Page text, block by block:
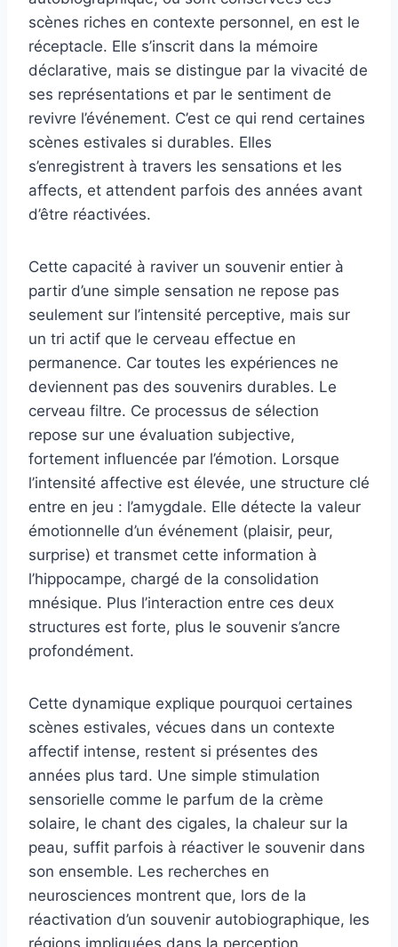
scènes riches en contexte personnel, en est le
réceptacle. Elle s’inscrit dans la mémoire
déclarative, mais se distingue par la vivacité de
ses représentations et par le sentiment de
revivre l’événement. C’est ce qui rend certaines
scènes estivales si durables. Elles
s’enregistrent à travers les sensations et les
affects, et attendent parfois des années avant
d’être réactivées.
Cette capacité à raviver un souvenir entier à
partir d’une simple sensation ne repose pas
seulement sur l’intensité perceptive, mais sur
un tri actif que le cerveau effectue en
permanence. Car toutes les expériences ne
deviennent pas des souvenirs durables. Le
cerveau filtre. Ce processus de sélection
repose sur une évaluation subjective,
fortement influencée par l’émotion. Lorsque
l’intensité affective est élevée, une structure clé
entre en jeu : l’amygdale. Elle détecte la valeur
émotionnelle d’un événement (plaisir, peur,
surprise) et transmet cette information à
l’hippocampe, chargé de la consolidation
mnésique. Plus l’interaction entre ces deux
structures est forte, plus le souvenir s’ancre
profondément.
Cette dynamique explique pourquoi certaines
scènes estivales, vécues dans un contexte
affectif intense, restent si présentes des
années plus tard. Une simple stimulation
sensorielle comme le parfum de la crème
solaire, le chant des cigales, la chaleur sur la
peau, suffit parfois à réactiver le souvenir dans
son ensemble. Les recherches en
neurosciences montrent que, lors de la
réactivation d’un souvenir autobiographique, les